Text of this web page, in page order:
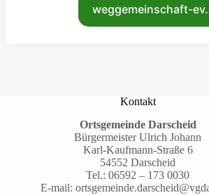
weggemeinschaft-
Kontakt
Ortsgemeinde Darscheid
Bürgermeister Ulrich Johann
Karl-Kaufmann-Straße 6
54552 Darscheid
Tel.:06592 – 173 0030
E-mail: